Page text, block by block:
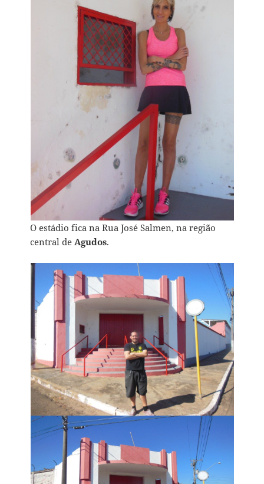
O estádio fica na Rua José Salmen, na região
central de Agudos.